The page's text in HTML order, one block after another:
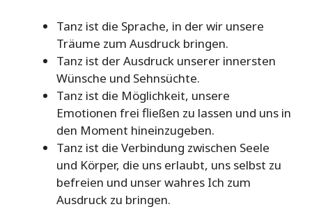
Tanz ist die Sprache, in der wir unsere
Träume zum Ausdruck bringen.
Tanz ist der Ausdruck unserer innersten
Wünsche und Sehnsüchte.
Tanz ist die Möglichkeit, unsere
Emotionen frei fließen zu lassen und uns in
den Moment hineinzugeben.
Tanz ist die Verbindung zwischen Seele
und Körper, die uns erlaubt, uns selbst zu
befreien und unser wahres Ich zum
Ausdruck zu bringen.